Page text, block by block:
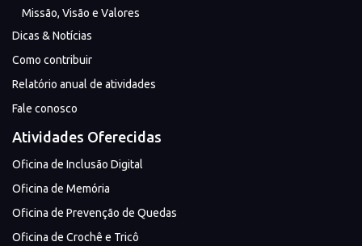
Missão, Visão e Valores
Dicas & Notícias
Como contribuir
Relatório anual de atividades
Fale conosco
Atividades Oferecidas
Oficina de Inclusão Digital
Oficina de Memória
Oficina de Prevenção de Quedas
Oficina de Crochê e Tricô